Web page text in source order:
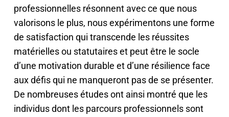
professionnelles résonnent avec ce que nous
valorisons le plus, nous expérimentons une forme
de satisfaction qui transcende les réussites
matérielles ou statutaires et peut être le socle
d’une motivation durable et d’une résilience face
aux défis qui ne manqueront pas de se présenter.
De nombreuses études ont ainsi montré que les
individus dont les parcours professionnels sont